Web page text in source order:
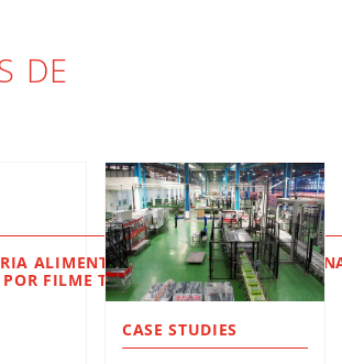
DE
ALIMENTARE DIMAC NOVA:
FILME TERMO ENCOLHÍVEL
CASE STUDIES